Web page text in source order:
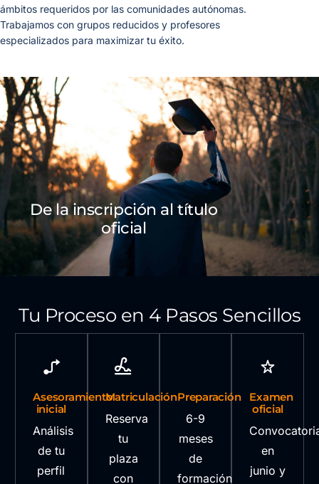
ámbitos requeridos por las comunidades autónomas.
Trabajamos con grupos reducidos y profesores
especializados para maximizar tu éxito.
De la inscripción al título
oficial
Tu Proceso en 4 Pasos Sencillos
Asesoramiento
inicial
Análisis
de tu
perfil
Matriculación
Reserva
tu
plaza
con
Preparación
6-9
meses
de
formación
Examen
oficial
en
junio y